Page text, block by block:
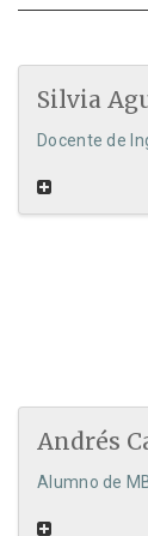
Silvia
Docente de
Andrés
Alumno de